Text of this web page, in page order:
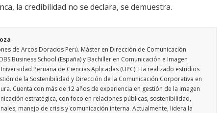
la credibilidad no se declara, se demuestra.
de Arcos Dorados Perú. Máster en Dirección de Comunicación
Business School (España) y Bachiller en Comunicación e Imagen
Peruana de Ciencias Aplicadas (UPC). Ha realizado estudios
de la Sostenibilidad y Dirección de la Comunicación Corporativa en
Cuenta con más de 12 años de experiencia en gestión de la imagen
estratégica, con foco en relaciones públicas, sostenibilidad,
manejo de crisis y comunicación interna. Actualmente, lidera la